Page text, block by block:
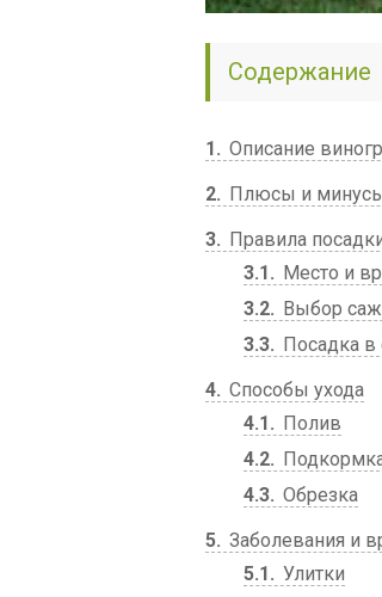
Содержание
1
Описание
2
Плюсы и
3
Правила
3.1
Место и
3.2
Выбор
3.3
Посадка в
4 Способы ухода
4.1
Полив
4.2
4.3 Обрезка
5 Заболевания и
5.1
Улитки